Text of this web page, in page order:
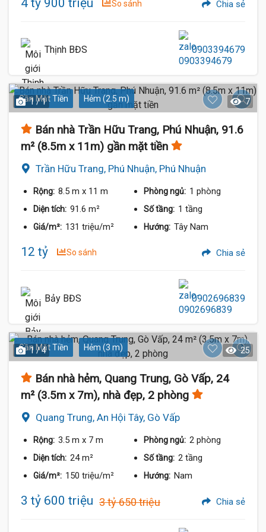
4 tỷ 900 triệu So sánh Chia sẻ
Thịnh BĐS 0903394679
Gần Mặt Tiền Hẻm (2.5 m)
1 / 1 7
Bán nhà Trần Hữu Trang, Phú Nhuận, 91.6
m² (8.5m x 11m) gần mặt tiền
Trần Hữu Trang, Phú Nhuận, Phú Nhuận
Rộng: 8.5 m x 11 m Phòng ngủ: 1 phòng
Diện tích: 91.6 m² Số tầng: 1 tầng
Giá/m²: 131 triệu/m² Hướng: Tây Nam
12 tỷ So sánh Chia sẻ
Bảy BĐS 0902696839
Gần Mặt Tiền Hẻm (3 m)
1 / 4 25
Bán nhà hẻm, Quang Trung, Gò Vấp, 24
m² (3.5m x 7m), nhà đẹp, 2 phòng
Quang Trung, An Hội Tây, Gò Vấp
Rộng: 3.5 m x 7 m Phòng ngủ: 2 phòng
Diện tích: 24 m² Số tầng: 2 tầng
Giá/m²: 150 triệu/m² Hướng: Nam
3 tỷ 600 triệu 3 tỷ 650 triệu Chia sẻ